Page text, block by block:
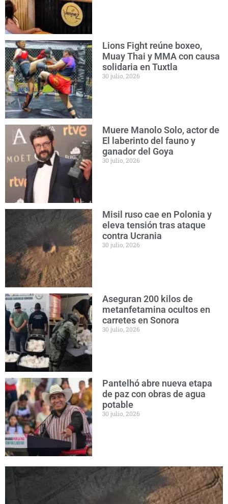
Lions Fight reúne boxeo,
Muay Thai y MMA con causa
solidaria en Tuxtla
30 julio, 2026
Muere Manolo Solo, actor de
El laberinto del fauno y
ganador del Goya
30 julio, 2026
Misil ruso cae en Polonia y
eleva tensión tras ataque
contra Ucrania
30 julio, 2026
Aseguran 200 kilos de
metanfetamina ocultos en
carretes en Sonora
30 julio, 2026
Pantelhó abre nueva etapa
de paz con obras de agua
potable
30 julio, 2026